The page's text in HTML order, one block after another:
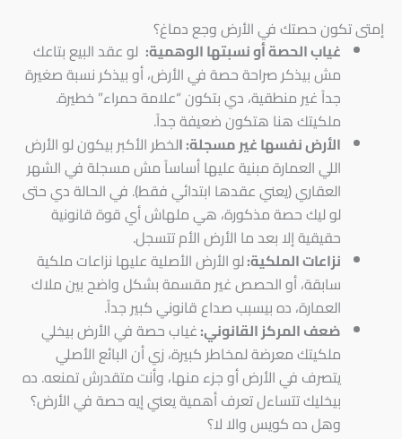
إمتى تكون حصتك في الأرض وجع دماغ؟
غياب الحصة أو نسبتها الوهمية: لو عقد البيع بتاعك
مش بيذكر صراحة حصة في الأرض، أو بيذكر نسبة صغيرة
جداً غير منطقية، دي بتكون “علامة حمراء” خطيرة.
ملكيتك هنا هتكون ضعيفة جداً.
الأرض نفسها غير مسجلة: الخطر الأكبر بيكون لو الأرض
اللي العمارة مبنية عليها أساساً مش مسجلة في الشهر
العقاري (يعني عقدها ابتدائي فقط). في الحالة دي حتى
لو ليك حصة مذكورة، هي ملهاش أي قوة قانونية
حقيقية إلا بعد ما الأرض الأم تتسجل.
نزاعات الملكية:لو الأرض الأصلية عليها نزاعات ملكية
سابقة، أو الحصص غير مقسمة بشكل واضح بين ملاك
العمارة، ده بيسبب صداع قانوني كبير جداً.
ضعف المركز القانوني:غياب حصة في الأرض بيخلي
ملكيتك معرضة لمخاطر كبيرة، زي أن البائع الأصلي
يتصرف في الأرض أو جزء منها، وأنت متقدرش تمنعه. ده
بيخليك تتساءل تعرف أهمية يعني إيه حصة في الأرض؟
وهل ده كويس والا لا؟